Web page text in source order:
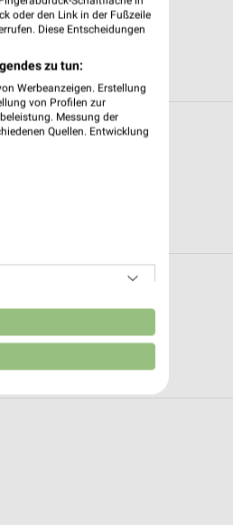
oder den Link in der Fußzeile
Diese Entscheidungen
zu tun:
Werbeanzeigen. Erstellung
von Profilen zur
Messung der
Quellen. Entwicklung